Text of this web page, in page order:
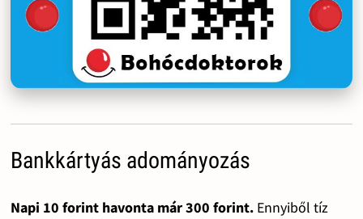
Bankkártyás adományozás
Napi 10 forint havonta már 300 forint.Ennyiből tíz